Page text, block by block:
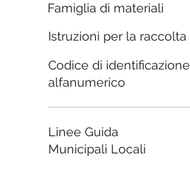
Famiglia di materiali
Istruzioni per la raccolta
Codice di identificazione
alfanumerico
Linee Guida
Municipali Locali